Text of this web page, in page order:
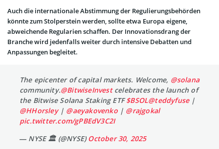
Auch die internationale Abstimmung der Regulierungsbehörden
könnte zum Stolperstein werden, sollte etwa Europa eigene,
abweichende Regularien schaffen. Der Innovationsdrang der
Branche wird jedenfalls weiter durch intensive Debatten und
Anpassungen begleitet.
The epicenter of capital markets. Welcome, @solana
community.@BitwiseInvestcelebrates the launch of
the Bitwise Solana Staking ETF$BSOL@teddyfuse|
@HHorsley| @aeyakovenko| @rajgokal
pic.twitter.com/gPBEdV3C2I
— NYSE 🏛 (@NYSE)October 30, 2025